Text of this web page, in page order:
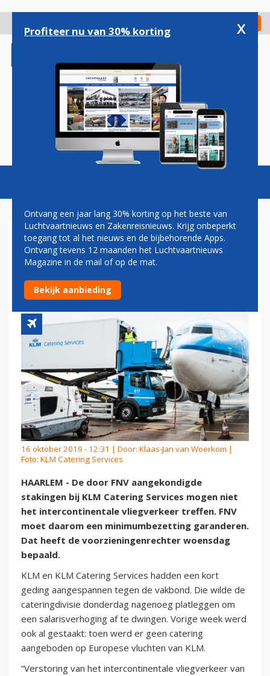
gaan
Check in
Magazine Podcasts Vacatures
RECHTER: KLM-PASSAGIERS
MOETEN ETEN KRIJGEN OP
VERRE VLUCHTEN
16 oktober 2019 - 12:31 | Door: Klaas-Jan van Woerkom |
Foto: KLM Catering Services
HAARLEM - De door FNV aangekondigde
stakingen bij KLM Catering Services mogen niet
het intercontinentale vliegverkeer treffen. FNV
moet daarom een minimumbezetting garanderen.
Dat heeft de voorzieningenrechter woensdag
bepaald.
KLM en KLM Catering Services hadden een kort
geding aangespannen tegen de vakbond. Die wilde de
cateringdivisie donderdag nagenoeg platleggen om
een salarisverhoging af te dwingen. Vorige week werd
ook al gestaakt: toen werd er geen catering
aangeboden op Europese vluchten van KLM.
“Verstoring van het intercontinentale vliegverkeer van
Profiteer nu van 30% korting x
Ontvang een jaar lang 30% korting op het beste van
Luchtvaartnieuws en Zakenreisnieuws. Krijg onbeperkt
toegang tot al het nieuws en de bijbehorende Apps.
Ontvang tevens 12 maanden het Luchtvaartnieuws
Magazine in de mail of op de mat.
Bekijk aanbieding